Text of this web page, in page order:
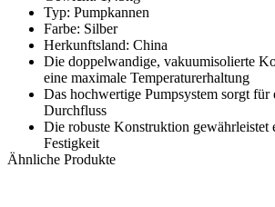
Typ: Pumpkannen
Farbe: Silber
Herkunftsland: China
Die doppelwandige, vakuumisolierte
eine maximale Temperaturerhaltung
Das hochwertige Pumpsystem sorgt für
Durchfluss
Die robuste Konstruktion gewährleistet
Festigkeit
Ähnliche Produkte